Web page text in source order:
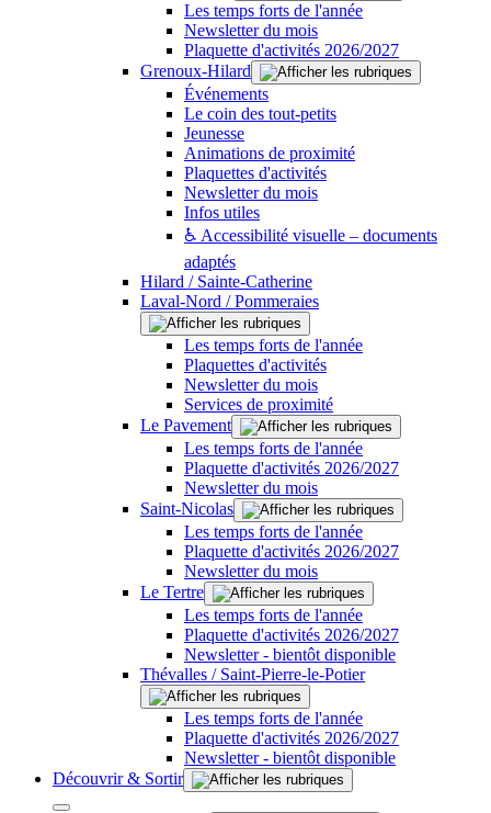
Les temps forts de l'année
Newsletter du mois
Plaquette d'activités 2026/2027
Grenoux-Hilard
Événements
Le coin des tout-petits
Jeunesse
Animations de proximité
Plaquettes d'activités
Newsletter du mois
Infos utiles
♿ Accessibilité visuelle – documents
adaptés
Hilard / Sainte-Catherine
Laval-Nord / Pommeraies
Les temps forts de l'année
Plaquettes d'activités
Newsletter du mois
Services de proximité
Le Pavement
Les temps forts de l'année
Plaquette d'activités 2026/2027
Newsletter du mois
Saint-Nicolas
Les temps forts de l'année
Plaquette d'activités 2026/2027
Newsletter du mois
Le Tertre
Les temps forts de l'année
Plaquette d'activités 2026/2027
Newsletter - bientôt disponible
Thévalles / Saint-Pierre-le-Potier
Les temps forts de l'année
Plaquette d'activités 2026/2027
Newsletter - bientôt disponible
Découvrir & Sortir